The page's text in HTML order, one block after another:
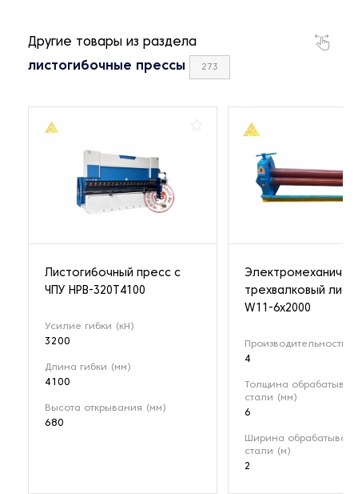
Другие товары из раздела
листогибочные прессы 273
Листогибочный пресс с
ЧПУ HPB-320T4100
Усилие гибки (кН)
3200
Длина гибки (мм)
4100
Высота открывания (мм)
680
трехвалковый
W11-6х2000
Производительность
4
Толщина
стали (мм)
6
Ширина
стали (м)
2